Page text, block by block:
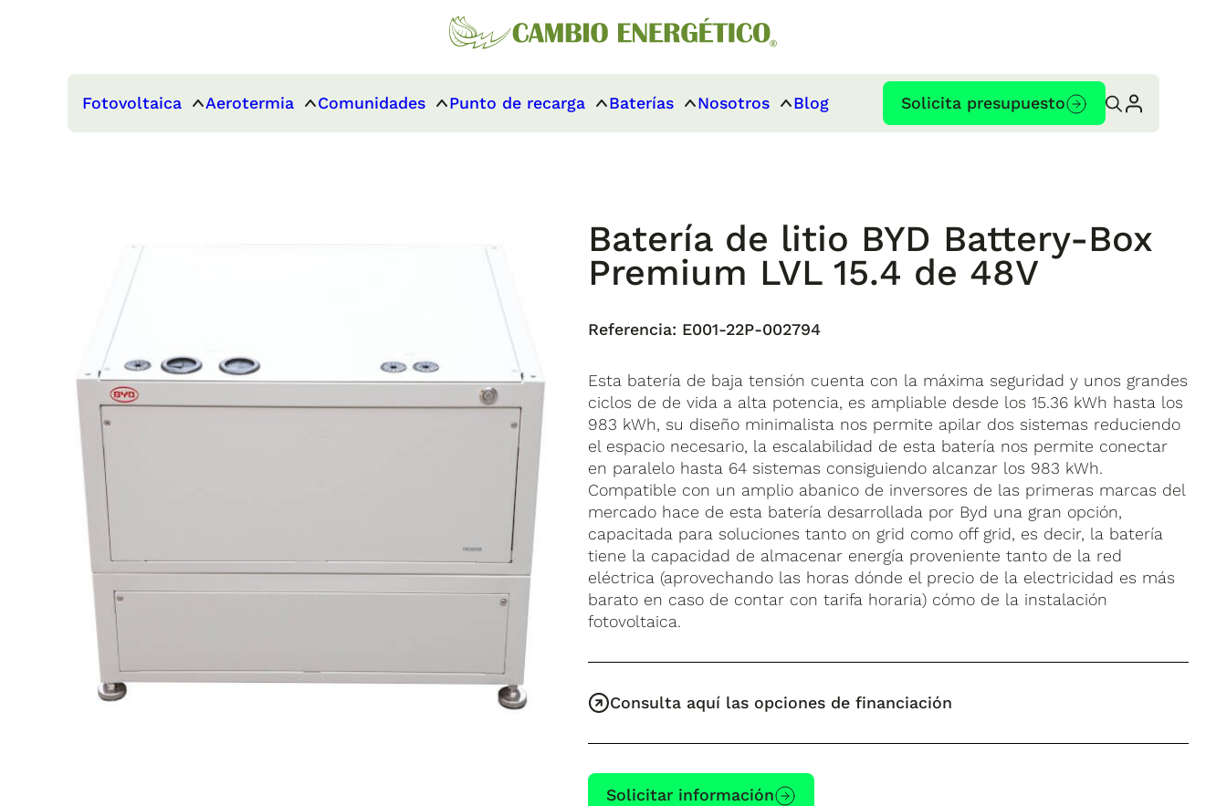
Fotovoltaica Aerotermia Comunidades Punto de recarga Baterías Nosotros Blog Solicita presupuesto
Batería de litio BYD Battery-Box
Premium LVL 15.4 de 48V
Referencia: E001-22P-002794
Esta batería de baja tensión cuenta con la máxima seguridad y unos grandes
ciclos de de vida a alta potencia, es ampliable desde los 15.36 kWh hasta los
983 kWh, su diseño minimalista nos permite apilar dos sistemas reduciendo
el espacio necesario, la escalabilidad de esta batería nos permite conectar
en paralelo hasta 64 sistemas consiguiendo alcanzar los 983 kWh.
Compatible con un amplio abanico de inversores de las primeras marcas del
mercado hace de esta batería desarrollada por Byd una gran opción,
capacitada para soluciones tanto on grid como off grid, es decir, la batería
tiene la capacidad de almacenar energía proveniente tanto de la red
eléctrica (aprovechando las horas dónde el precio de la electricidad es más
barato en caso de contar con tarifa horaria) cómo de la instalación
fotovoltaica.
Consulta aquí las opciones de financiación
Solicitar información